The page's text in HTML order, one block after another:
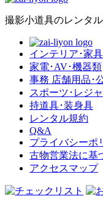
撮影小道具のレンタ
インテリア･家具
家電･AV･機器類
事務 店舗用品･
スポーツ･レジ
持道具･装身具
レンタル規約
Q&A
プライバシーポ
古物営業法に基
アクセスマップ